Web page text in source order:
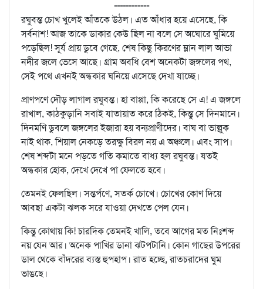
------------
রঘুবন্ত চোখ খুলেই আঁতকে উঠল। এত আঁধার হয়ে এসেছে, কি
সর্বনাশ! আজ তাকে ডাকার কেউ ছিল না বলে সে অঘোরে ঘুমিয়ে
পড়েছিল! সূর্য প্রায় ডুবে গেছে, শেষ কিছু কিরণের ম্লান লাল আভা
নদীর জলে ভেসে আছে। গ্রাম অবধি বেশ অনেকটা জঙ্গলের পথ,
সেই পথে এখনই অন্ধকার ঘনিয়ে এসেছে দেখা যাচ্ছে।
প্রাণপণে দৌড় লাগাল রঘুবন্ত। হা বাপ্পা, কি করেছে সে এ! এ জঙ্গলে
রাখাল, কাঠকুড়ানি সবাই যাতায়াত করে ঠিকই, কিন্তু সে দিনমানে।
দিনমণি ডুবলে জঙ্গলের ইজারা হয় বন্যপ্রাণীদের। বাঘ বা ভাল্লুক
নাই থাক, শিয়াল নেকড়ে তরক্ষু বিরল নয় এ অঞ্চলে। এবং সাপ।
শেষ শব্দটা মনে পড়তে গতি কমাতে বাধ্য হল রঘুবন্ত। যতই
অন্ধকার হোক, দেখে দেখে পা ফেলতে হবে।
তেমনই ফেলছিল। সন্তর্পণে, সতর্ক চোখে। চোখের কোণ দিয়ে
আবছা একটা ঝলক সরে যাওয়া দেখতে পেল যেন।
কিন্তু কোথায় কি! চারদিক তেমনই খালি, তবে আগের মত নিঃশব্দ
নয় যেন আর। অনেক পাখির ডানা ঝটপটানি। কোন গাছের উপরের
ডাল থেকে বাঁদরের ব্যস্ত হুপহাপ। রাত হচ্ছে, রাতচরাদের ঘুম
ভাঙছে।